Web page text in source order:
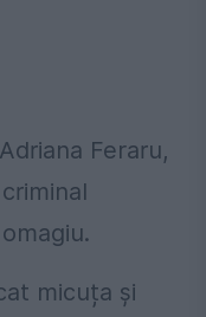
Feraru,
micuța și